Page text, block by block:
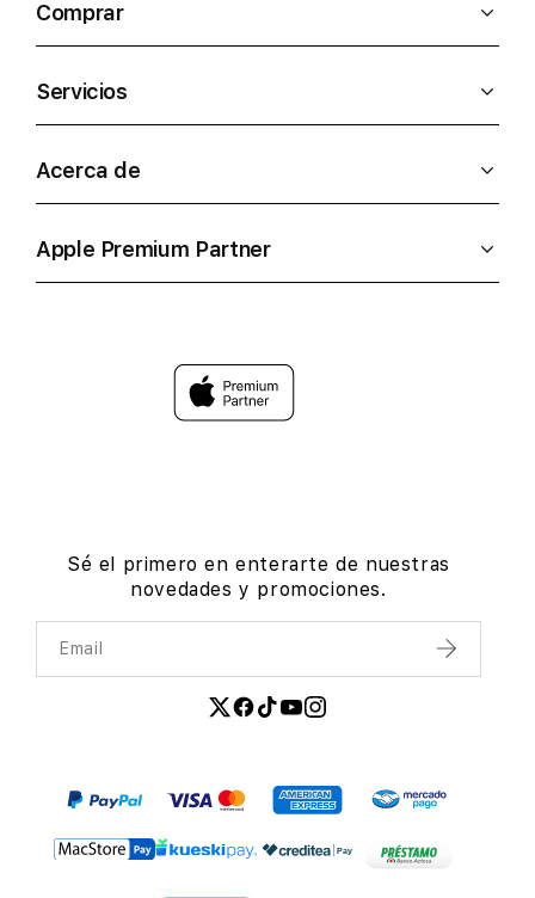
Comprar
Servicios
Acerca de
Apple Premium Partner
Sé el primero en enterarte de nuestras
novedades y promociones.
Email